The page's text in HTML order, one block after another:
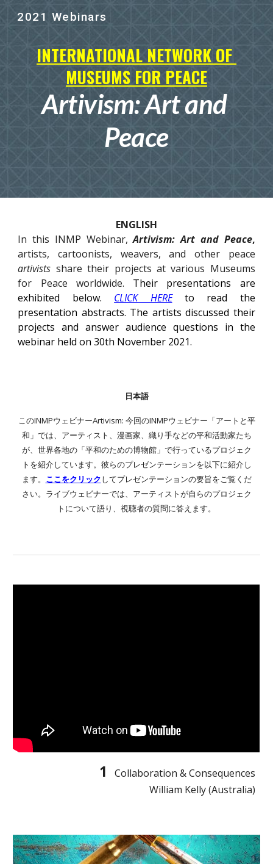
Skip to main content Skip to navigation
2021 Webinars
INTERNATIONAL NETWORK OF
MUSEUMS FOR PEACE
Artivism: Art and
Peace
ENGLISH
In this INMP Webinar,Artivism: Art and Peace,
artists, cartoonists, weavers, and other peace
artivists share their projects at various Museums
for Peace worldwide. Their presentations are
exhibited below. CLICK HEREto read the
presentation abstracts. The artists discussed their
projects and answer audience questions in the
webinar held on 30th November 2021.
日本語
このINMPウェビナーArtivism: 今回のINMPウェビナー「アートと平
和」では、アーティスト、漫画家、織り手などの平和活動家たち
が、世界各地の「平和のための博物館」で行っているプロジェク
トを紹介しています。彼らのプレゼンテーションを以下に紹介し
ます。 ここをクリックしてプレゼンテーションの要旨をご覧くだ
さい。ライブウェビナーでは、アーティストが自らのプロジェク
トについて語り、視聴者の質問に答えます。
1
Collaboration & Consequences
William Kelly (Australia)